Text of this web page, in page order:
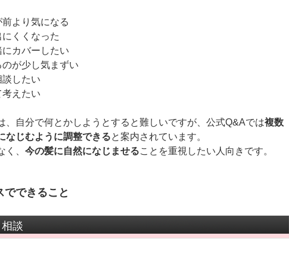
より気になる
くくなった
カバーしたい
が少し気まずい
したい
えたい
、自分で何とかしようとすると難しいですが、公式Q&Aでは複数
なじむように調整できると案内されています。
く、 今の髪に自然になじませることを重視したい人向きです。
でできること
談